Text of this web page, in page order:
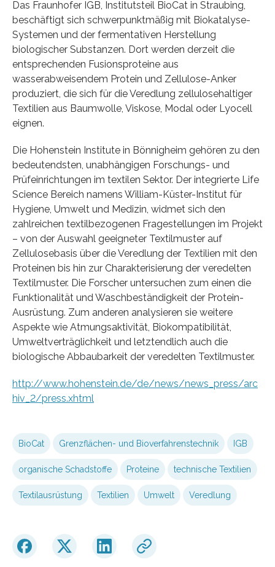
Das Fraunhofer IGB, Institutsteil BioCat in Straubing,
beschäftigt sich schwerpunktmäßig mit Biokatalyse-
Systemen und der fermentativen Herstellung
biologischer Substanzen. Dort werden derzeit die
entsprechenden Fusionsproteine aus
wasserabweisendem Protein und Zellulose-Anker
produziert, die sich für die Veredlung zellulosehaltiger
Textilien aus Baumwolle, Viskose, Modal oder Lyocell
eignen.
Die Hohenstein Institute in Bönnigheim gehören zu den
bedeutendsten, unabhängigen Forschungs- und
Prüfeinrichtungen im textilen Sektor. Der integrierte Life
Science Bereich namens William-Küster-Institut für
Hygiene, Umwelt und Medizin, widmet sich den
zahlreichen textilbezogenen Fragestellungen im Projekt
– von der Auswahl geeigneter Textilmuster auf
Zellulosebasis über die Veredlung der Textilien mit den
Proteinen bis hin zur Charakterisierung der veredelten
Textilmuster. Die Forscher untersuchen zum einen die
Funktionalität und Waschbeständigkeit der Protein-
Ausrüstung. Zum anderen analysieren sie weitere
Aspekte wie Atmungsaktivität, Biokompatibilität,
Umweltverträglichkeit und letztendlich auch die
biologische Abbaubarkeit der veredelten Textilmuster.
http://www.hohenstein.de/de/news/news_press/arc
hiv_2/press.xhtml
BioCat Grenzflächen- und Bioverfahrenstechnik IGB
organische Schadstoffe Proteine technische Textilien
Textilausrüstung Textilien Umwelt Veredlung